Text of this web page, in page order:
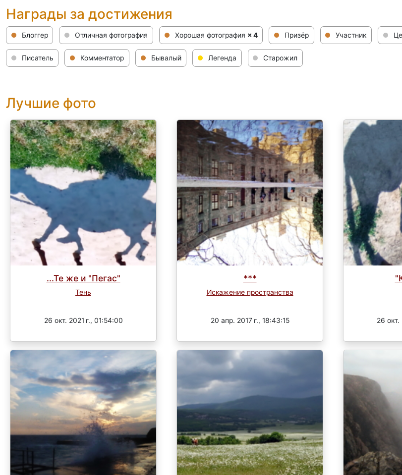
Награды за достижения
Блоггер Отличная фотография Хорошая фотография × 4 Призёр Участник
Писатель Комментатор Бывалый Легенда Старожил
Лучшие фото
...Те же и "Пегас"
Тень
26 окт. 2021 г., 01:54:00
***
Искажение пространства
20 апр. 2017 г., 18:43:15 26